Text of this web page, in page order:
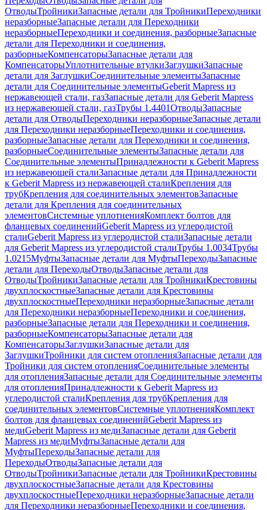
ОтводыТройникиЗапасные детали для ТройникиПереходники
неразборныеЗапасные детали для Переходники
неразборныеПереходники и соединения, разборныеЗапасные
детали для Переходники и соединения,
разборныеКомпенсаторыЗапасные детали для
КомпенсаторыУплотнительные втулкиЗаглушкиЗапасные
детали для ЗаглушкиСоединительные элементыЗапасные
детали для Соединительные элементыGeberit Mapress из
нержавеющей стали, газЗапасные детали для Geberit Mapress
из нержавеющей стали, газТрубы 1.4401ОтводыЗапасные
детали для ОтводыПереходники неразборныеЗапасные детали
для Переходники неразборныеПереходники и соединения,
разборныеЗапасные детали для Переходники и соединения,
разборныеСоединительные элементыЗапасные детали для
Соединительные элементыПринадлежности к Geberit Mapress
из нержавеющей сталиЗапасные детали для Принадлежности
к Geberit Mapress из нержавеющей сталиКрепления для
трубКрепления для соединительных элементовЗапасные
детали для Крепления для соединительных
элементовСистемные уплотненияКомплект болтов для
фланцевых соединенийGeberit Mapress из углеродистой
сталиGeberit Mapress из углеродистой сталиЗапасные детали
для Geberit Mapress из углеродистой сталиТрубы 1.0034Трубы
1.0215МуфтыЗапасные детали для МуфтыПереходыЗапасные
детали для ПереходыОтводыЗапасные детали для
ОтводыТройникиЗапасные детали для ТройникиКрестовины
двухплоскостныеЗапасные детали для Крестовины
двухплоскостныеПереходники неразборныеЗапасные детали
для Переходники неразборныеПереходники и соединения,
разборныеЗапасные детали для Переходники и соединения,
разборныеКомпенсаторыЗапасные детали для
КомпенсаторыЗаглушкиЗапасные детали для
ЗаглушкиТройники для систем отопленияЗапасные детали для
Тройники для систем отопленияСоединительные элементы
для отопленияЗапасные детали для Соединительные элементы
для отопленияПринадлежности к Geberit Mapress из
углеродистой сталиКрепления для трубКрепления для
соединительных элементовСистемные уплотненияКомплект
болтов для фланцевых соединенийGeberit Mapress из
медиGeberit Mapress из медиЗапасные детали для Geberit
Mapress из медиМуфтыЗапасные детали для
МуфтыПереходыЗапасные детали для
ПереходыОтводыЗапасные детали для
ОтводыТройникиЗапасные детали для ТройникиКрестовины
двухплоскостныеЗапасные детали для Крестовины
двухплоскостныеПереходники неразборныеЗапасные детали
для Переходники неразборныеПереходники и соединения,